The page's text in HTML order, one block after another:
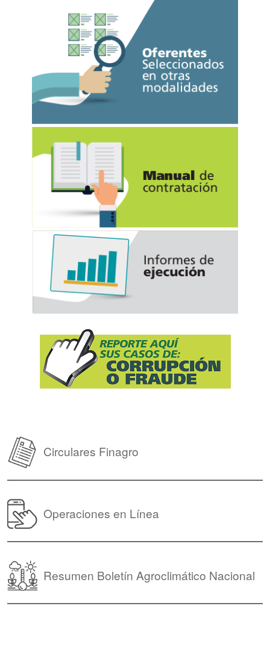
Circulares Finagro
Operaciones en Línea
Resumen Boletín Agroclimático Nacional